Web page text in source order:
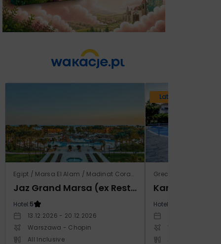
Egipt / Marsa El Alam / Madinat Coraya
Jaz Grand Marsa (ex Resta Grand Resort)
Hotel:5
13.12.2026 - 20.12.2026
Warszawa - Chopin
All Inclusive
Lato 2026
Grecja / Samos /
Kampos
Hotel:
Warszawa -